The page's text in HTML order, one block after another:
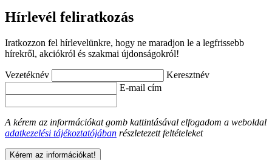
Hírlevél feliratkozás
Iratkozzon fel hírlevelünkre, hogy ne maradjon le a legfrissebb
hírekről, akciókról és szakmai újdonságokról!
Vezetéknév
Keresztnév
E-mail cím
A kérem az információkat gomb kattintásával elfogadom a weboldal
adatkezelési tájékoztatójában részletezett feltételeket